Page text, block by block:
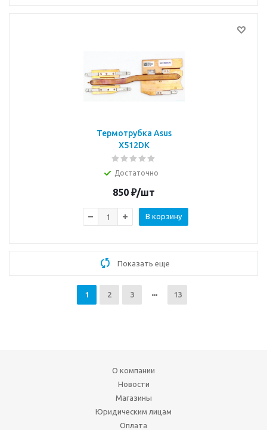
Термотрубка Asus
X512DK
Достаточно
850 ₽/шт
В корзину
Показать еще
1 2 3 13
О компании
Новости
Магазины
Юридическим лицам
Оплата